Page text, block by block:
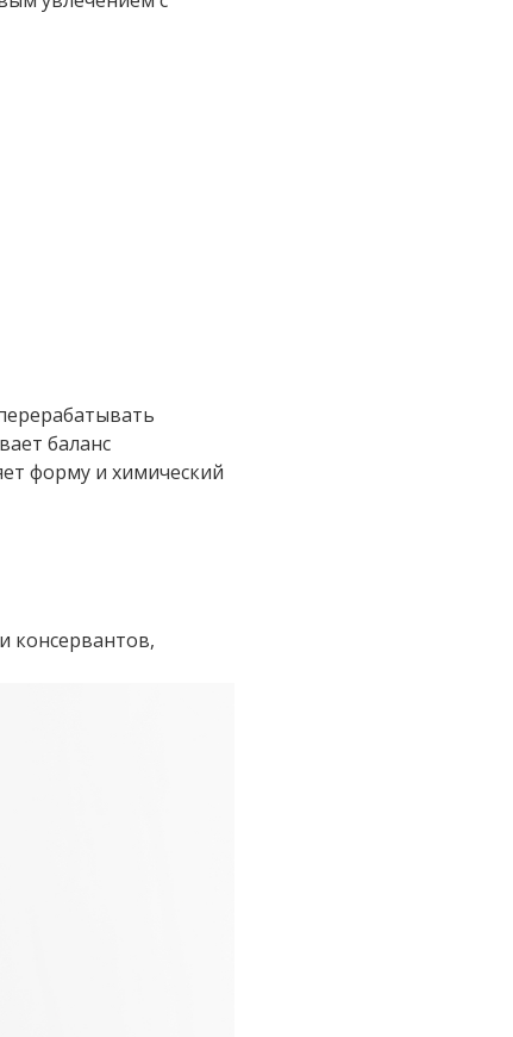
баланс
форму и химический
консервантов,